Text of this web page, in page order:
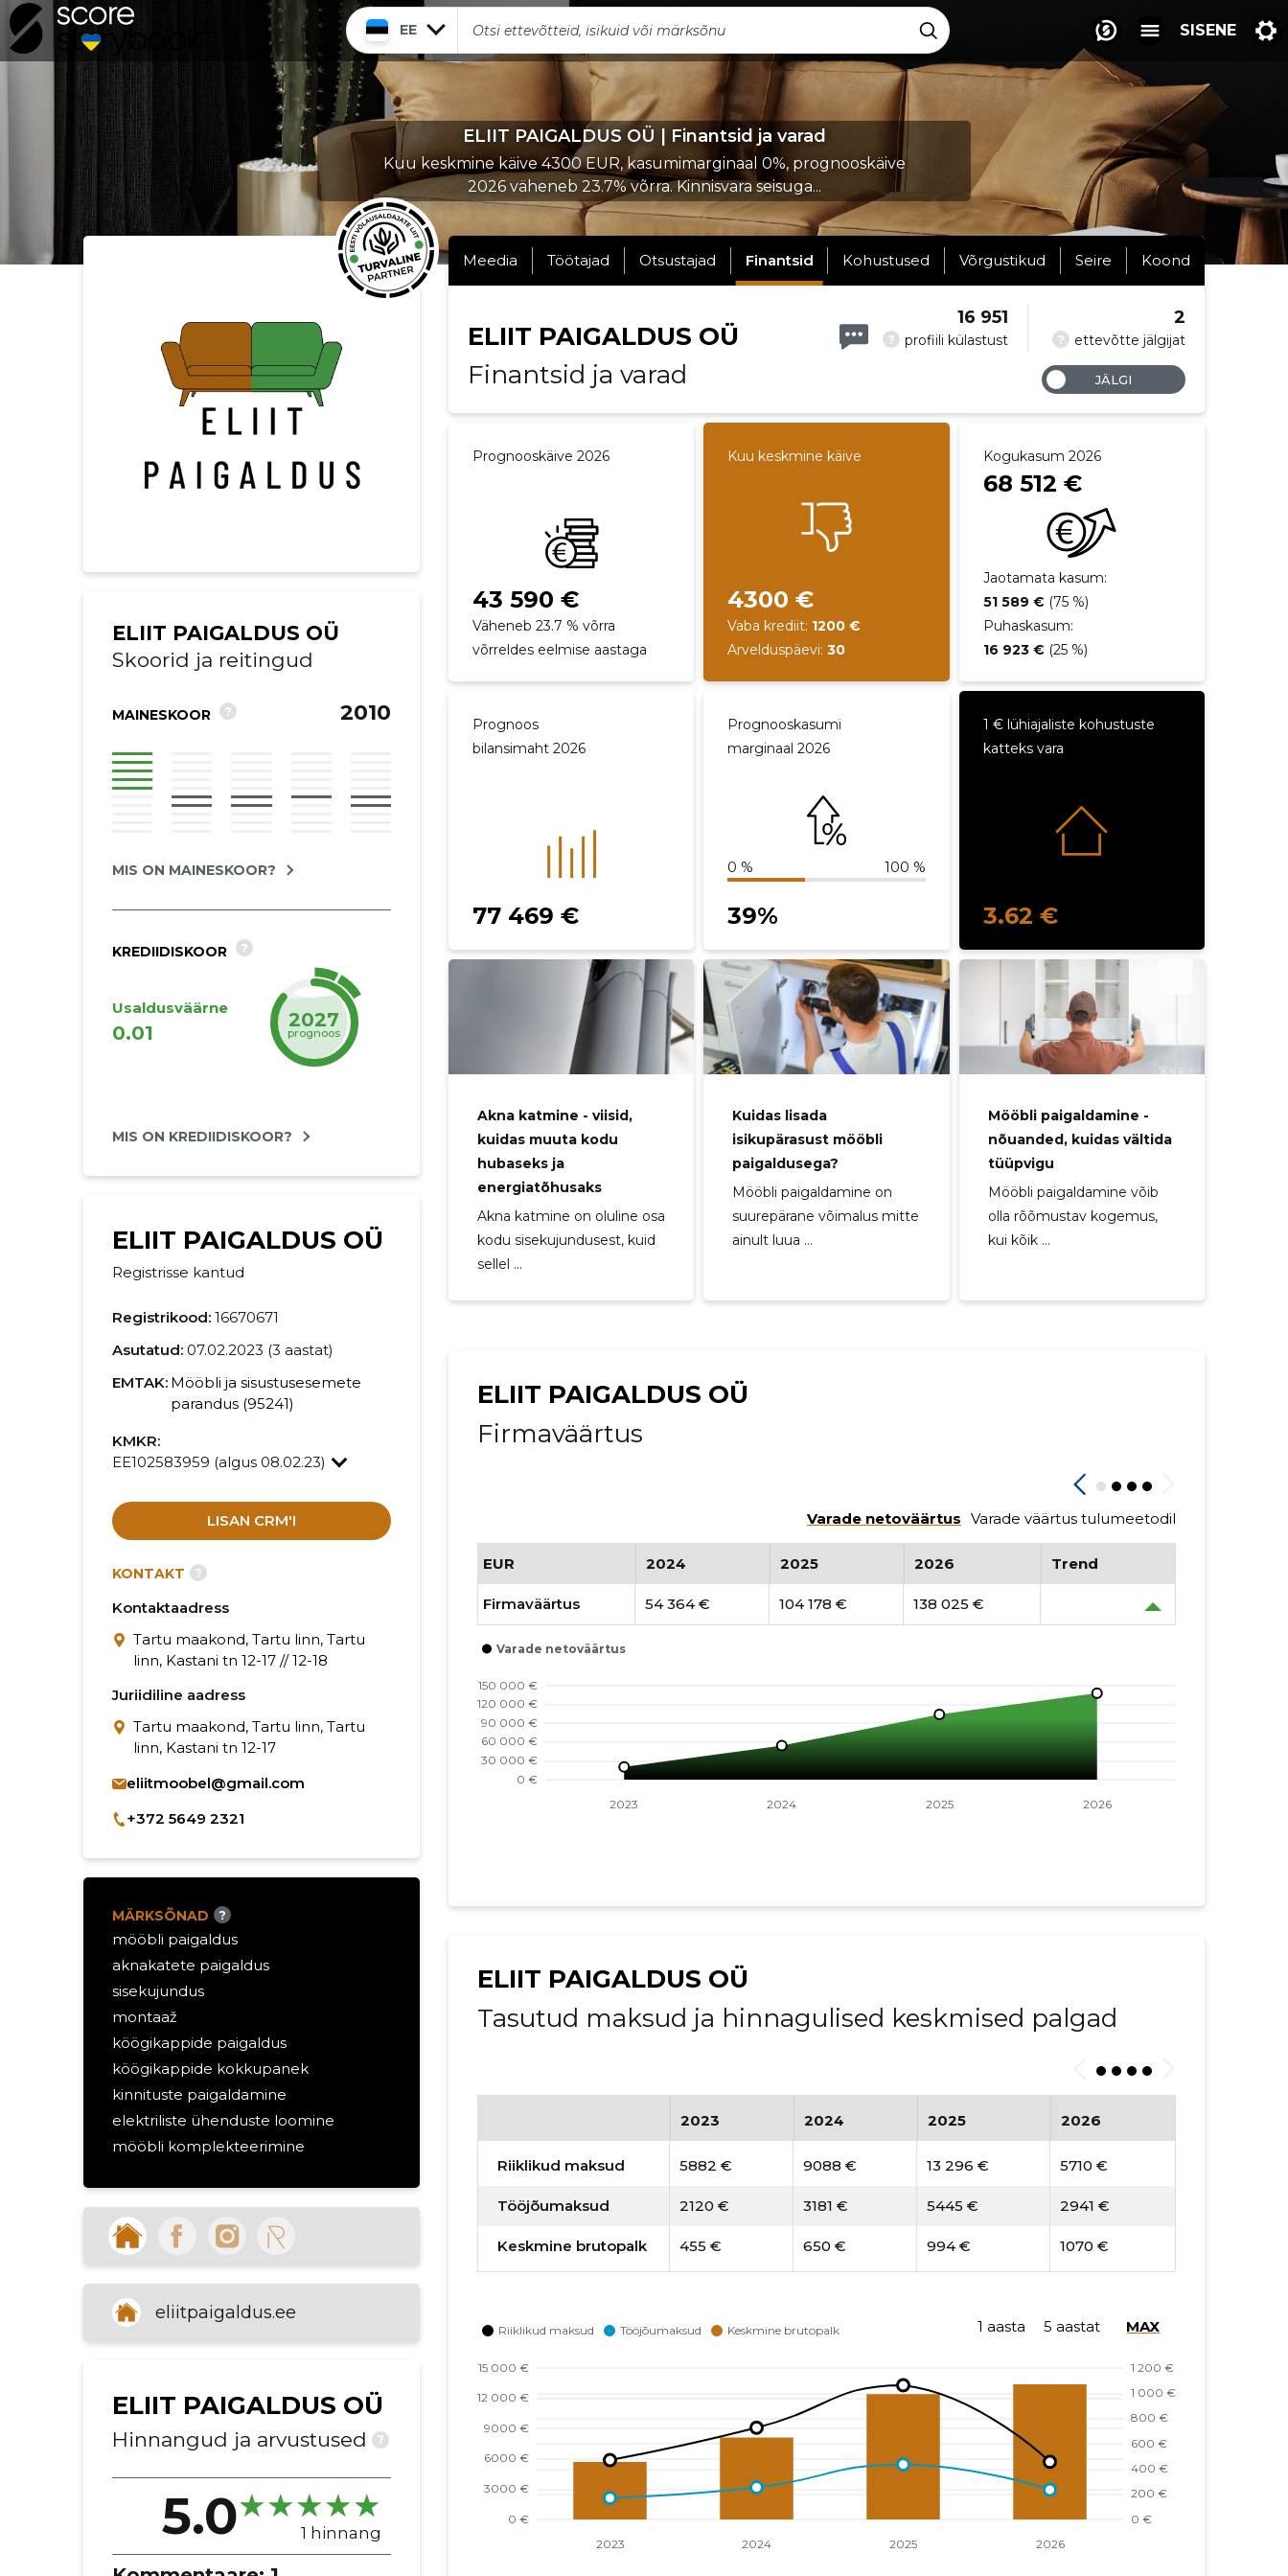
EE SISENE
ELIIT PAIGALDUS OÜ | Finantsid ja varad
Kuu keskmine käive 4300 EUR, kasumimarginaal 0%, prognooskäive
2026 väheneb 23.7% võrra. Kinnisvara seisuga...
ELIIT PAIGALDUS OÜ
Skoorid ja reitingud
MAINESKOOR ? 2010
MIS ON MAINESKOOR?
KREDIIDISKOOR ?
Usaldusväärne
0.01
2027
prognoos
MIS ON KREDIIDISKOOR?
ELIIT PAIGALDUS OÜ
Registrisse kantud
Registrikood: 16670671
Asutatud: 07.02.2023 (3 aastat)
EMTAK: Mööbli ja sisustusesemete
parandus (95241)
KMKR:
EE102583959 (algus 08.02.23)
LISAN CRM'I
KONTAKT ?
Kontaktaadress
Tartu maakond, Tartu linn, Tartu
linn, Kastani tn 12-17 // 12-18
Juriidiline aadress
Tartu maakond, Tartu linn, Tartu
linn, Kastani tn 12-17
eliitmoobel@gmail.com
+372 5649 2321
MÄRKSÕNAD ?
mööbli paigaldus
aknakatete paigaldus
sisekujundus
montaaž
köögikappide paigaldus
köögikappide kokkupanek
kinnituste paigaldamine
elektriliste ühenduste loomine
mööbli komplekteerimine
dekoratiivelementide lisamine
köögimööbel
mööbli ja sisustusesemete
paranduseliitpaigaldus.ee
ELIIT PAIGALDUS OÜ
Hinnangud ja arvustused ?
5.0 1 hinnang
Meedia Töötajad Otsustajad Finantsid Kohustused Võrgustikud Seire Koond
ELIIT PAIGALDUS OÜ
Finantsid ja varad
? profiili külastust
16 951
? ettevõtte jälgijat
2
JÄLGI
Prognooskäive 2026
43 590 €
Väheneb 23.7 % võrra
võrreldes eelmise aastaga
Kuu keskmine käive
4300 €
Vaba krediit: 1200 €
Arvelduspäevi:30
Kogukasum 2026
68 512 €
Jaotamata kasum:
51 589 € (75 %)
Puhaskasum:
16 923 € (25 %)
Prognoos
bilansimaht 2026
77 469 €
Prognooskasumi
marginaal 2026
0 % 100 %
39%
1 € lühiajaliste kohustuste
katteks vara
3.62 €
Akna katmine - viisid,
kuidas muuta kodu
hubaseks ja
energiatõhusaks
Akna katmine on oluline osa
kodu sisekujundusest, kuid
sellel ...
Kuidas lisada
isikupärasust mööbli
paigaldusega?
Mööbli paigaldamine on
suurepärane võimalus mitte
ainult luua ...
Mööbli paigaldamine -
nõuanded, kuidas vältida
tüüpvigu
Mööbli paigaldamine võib
olla rõõmustav kogemus,
kui kõik ...
ELIIT PAIGALDUS OÜ
Firmaväärtus
Varade netoväärtus Varade väärtus tulumeetodil
EUR 2024 2025 2026 Trend
Firmaväärtus 54 364 € 104 178 € 138 025 €
ELIIT PAIGALDUS OÜ
Tasutud maksud ja hinnagulised keskmised palgad
2023 2024 2025 2026
Riiklikud maksud 5882 € 9088 € 13 296 € 5710 €
Tööjõumaksud 2120 € 3181 € 5445 € 2941 €
Keskmine brutopalk 455 € 650 € 994 € 1070 €
1 aasta 5 aastat MAX